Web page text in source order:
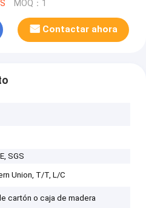
MOQ：1
Contactar ahora
SGS
Union, T/T, L/C
cartón o caja de madera